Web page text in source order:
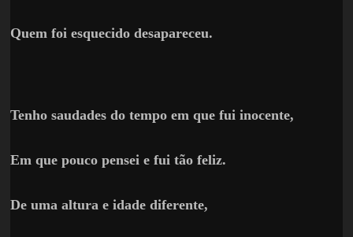
Quem foi esquecido desapareceu.
Tenho saudades do tempo em que fui inocente,
Em que pouco pensei e fui tão feliz.
De uma altura e idade diferente,